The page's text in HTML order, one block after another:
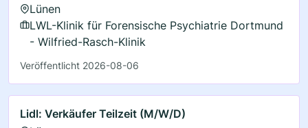
Lünen
LWL-Klinik für Forensische Psychiatrie Dortmund
- Wilfried-Rasch-Klinik
Veröffentlicht 2026-08-06
Lidl: Verkäufer Teilzeit (M/W/D)